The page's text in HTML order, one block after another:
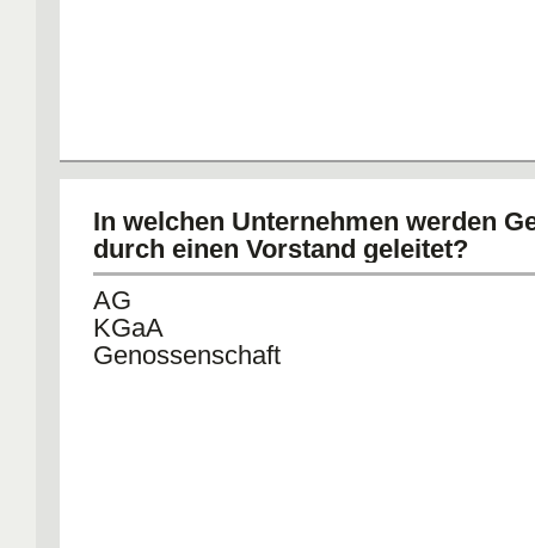
In welchen Unternehmen werden
durch einen Vorstand geleitet?
AG
KGaA
Genossenschaft